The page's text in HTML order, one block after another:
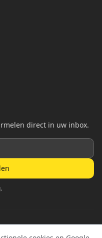
direct in uw inbox.
.